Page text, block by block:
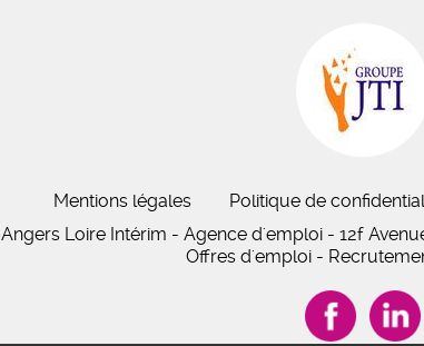
Mentions légales Politique de
Angers Loire Intérim - Agence d'emploi - 12f
Offres d'emploi -